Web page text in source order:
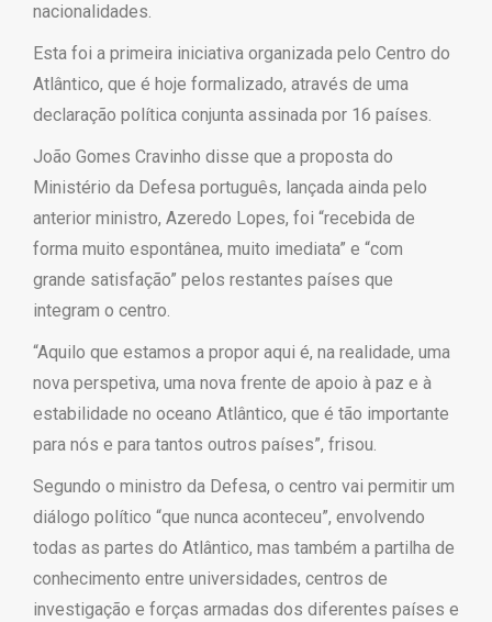
nacionalidades.
Esta foi a primeira iniciativa organizada pelo Centro do
Atlântico, que é hoje formalizado, através de uma
declaração política conjunta assinada por 16 países.
João Gomes Cravinho disse que a proposta do
Ministério da Defesa português, lançada ainda pelo
anterior ministro, Azeredo Lopes, foi “recebida de
forma muito espontânea, muito imediata” e “com
grande satisfação” pelos restantes países que
integram o centro.
“Aquilo que estamos a propor aqui é, na realidade, uma
nova perspetiva, uma nova frente de apoio à paz e à
estabilidade no oceano Atlântico, que é tão importante
para nós e para tantos outros países”, frisou.
Segundo o ministro da Defesa, o centro vai permitir um
diálogo político “que nunca aconteceu”, envolvendo
todas as partes do Atlântico, mas também a partilha de
conhecimento entre universidades, centros de
investigação e forças armadas dos diferentes países e